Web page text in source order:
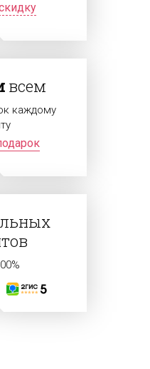
всем
каждому